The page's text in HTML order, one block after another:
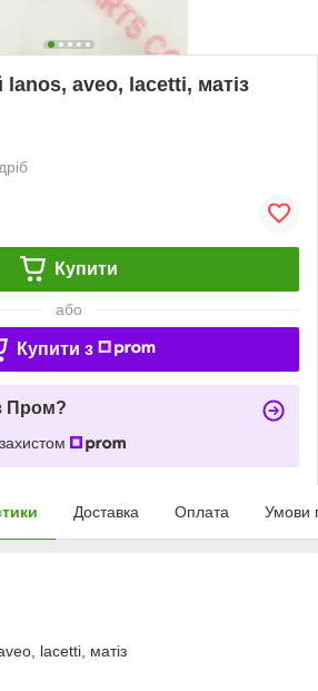
lanos, aveo, lacetti, матіз
Купити
або
Купити з
Пром?
Доставка Оплата Умови
lacetti, матіз